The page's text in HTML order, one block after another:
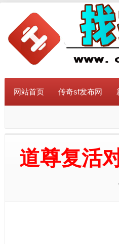
网站首页 传奇sf发布网
道尊复活